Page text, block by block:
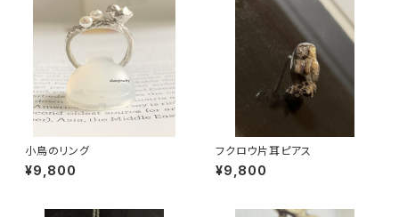
小鳥のリング
¥9,800
フクロウ片耳ピアス
¥9,800